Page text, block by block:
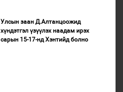
Улсын заан Д.Алтанцоожид
хүндэтгэл үзүүлэх наадам ирэх
сарын 15-17-нд Хэнтийд болно